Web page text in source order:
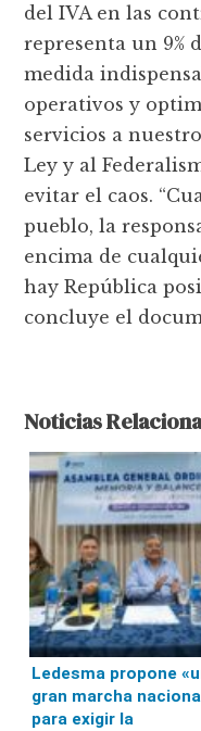
del IVA en las
representa un 9%
medida
operativos y
servicios a
Ley y al
evitar el caos.
pueblo, la
encima de
hay República
concluye el
Noticias
Ledesma propone
gran marcha
para exigir la